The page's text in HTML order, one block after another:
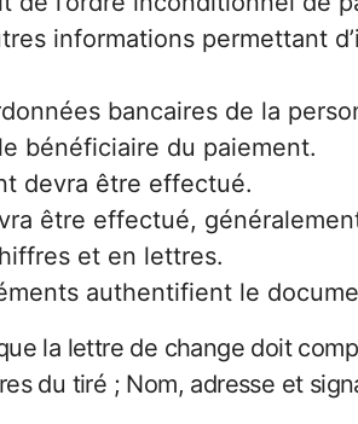
informations permettant
bancaires de la
bénéficiaire du paiement.
devra être effectué.
être effectué,
et en lettres.
authentifient le
la lettre de change doit
du tiré ; Nom, adresse et